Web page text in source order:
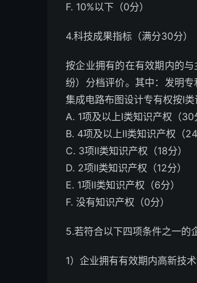
F. 10%以下（0分）
4.科技成果指标（满分30分）
按企业拥有的在有效期内的
纷）分档评价。其中：发明
集成电路布图设计专有权按Ⅰ
A. 1项及以上Ⅰ类知识产权（30
B. 4项及以上Ⅱ类知识产权（24
C. 3项Ⅱ类知识产权（18分）
D. 2项Ⅱ类知识产权（12分）
E. 1项Ⅱ类知识产权（6分）
F. 没有知识产权（0分）
5.若符合以下四项条件之一的
1）企业拥有有效期内高新技